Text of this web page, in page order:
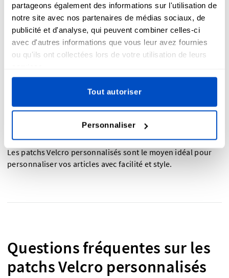
partageons également des informations sur l'utilisation de
notre site avec nos partenaires de médias sociaux, de
publicité et d'analyse, qui peuvent combiner celles-ci
avec d'autres informations que vous leur avez fournies
ou qu'ils ont collectées lors de votre utilisation de leurs
Tout autoriser
Personnaliser
Commandez vos patchs Velcro
personnalisés dès aujourd'hui !
Prêt à créer votre propre patch Velcro personnalisé ?
ressemblent. Que vous ayez besoin de patchs pour un
uniforme, un sac à dos ou une veste, on a ce qu'il vous faut.
Les patchs Velcro personnalisés sont le moyen idéal pour
personnaliser vos articles avec facilité et style.
Questions fréquentes sur les
patchs Velcro personnalisés